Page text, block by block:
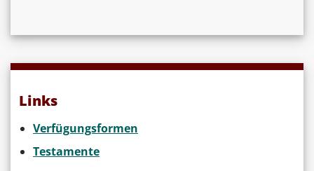
Links
Verfügungsformen
Testamente